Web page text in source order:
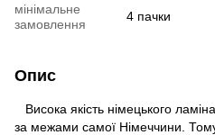
мінімальне
замовлення
4 пачки
Опис
Висока якість німецького
за межами самої Німеччини.